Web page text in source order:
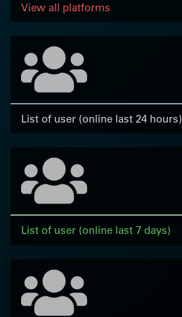
View all platforms
List of user (online last 24 hours)
List of user (online last 7 days)